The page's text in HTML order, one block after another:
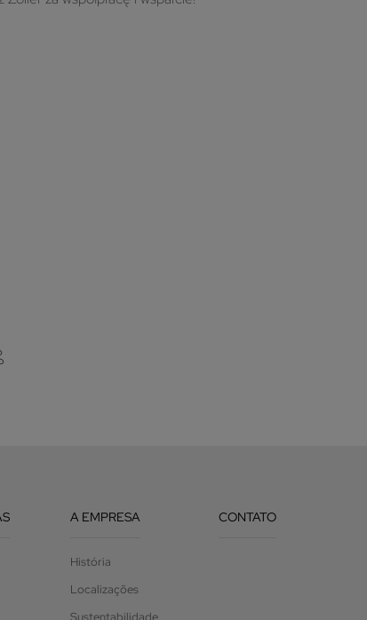
A EMPRESA
História
Localizações
Sustentabilidade
CONTATO